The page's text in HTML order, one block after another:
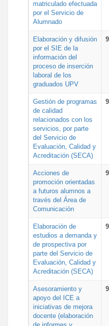
matriculado efectuada
por el Servicio de
Alumnado
Elaboración y difusión
por el SIE de la
información del
proceso de inserción
laboral de los
graduados UPV
Gestión de programas
de calidad
relacionados con los
servicios, por parte
del Servicio de
Evaluación, Calidad y
Acreditación (SECA)
Acciones de
promoción orientadas
a futuros alumnos a
través del Área de
Comunicación
Elaboración de
estudios a demanda y
de prospectiva por
parte del Servicio de
Evaluación, Calidad y
Acreditación (SECA)
Asesoramiento y
apoyo del ICE a
iniciativas de mejora
docente (elaboración
de informes y